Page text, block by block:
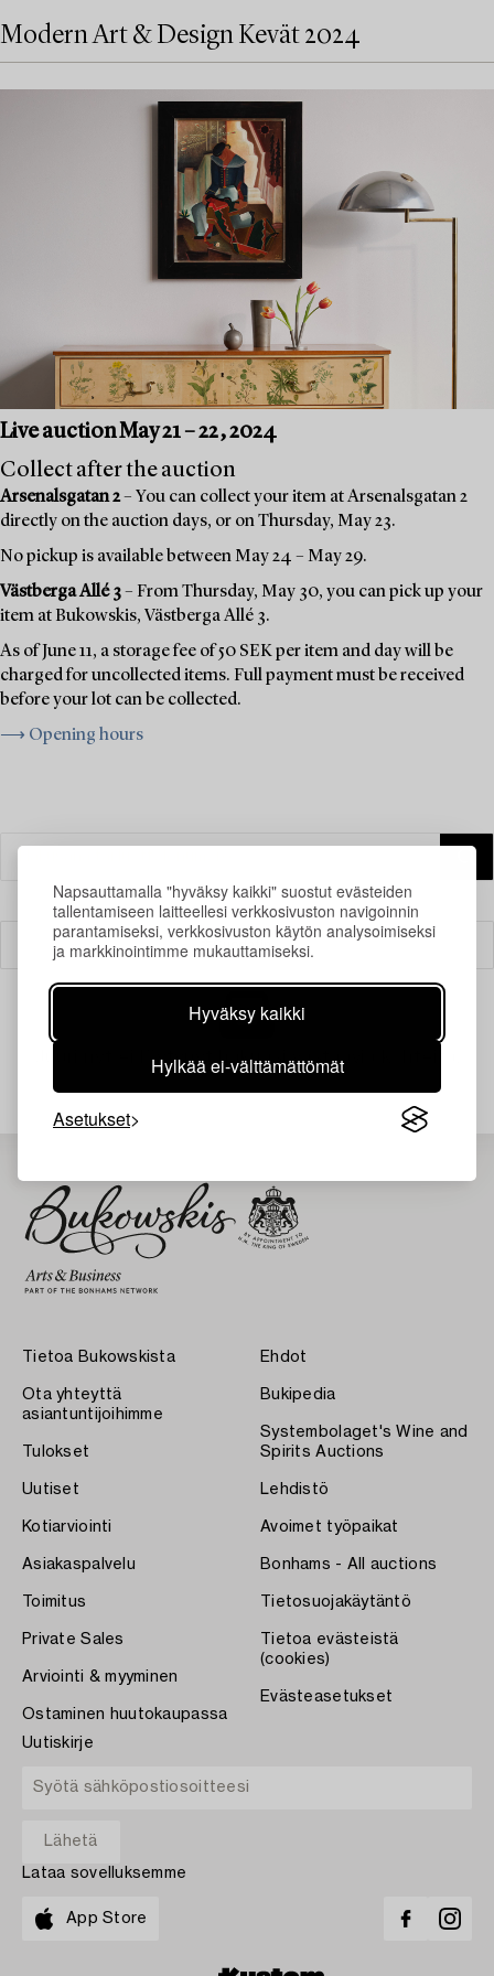
Napsauttamalla "hyväksy kaikki" suostut evästeiden
tallentamiseen laitteellesi verkkosivuston navigoinnin
parantamiseksi, verkkosivuston käytön analysoimiseksi
ja markkinointimme mukauttamiseksi.
Hyväksy kaikki
Hylkää ei-välttämättömät
Asetukset
Modern Art & Design Kevät 2024
Live auction May 21 – 22, 2024
Collect after the auction
Arsenalsgatan 2– You can collect your item at Arsenalsgatan 2
directly on the auction days, or on Thursday, May 23.
No pickup is available between May 24 – May 29.
Västberga Allé 3– From Thursday, May 30, you can pick up your
item at Bukowskis, Västberga Allé 3.
As of June 11, a storage fee of 50 SEK per item and day will be
charged for uncollected items. Full payment must be received
before your lot can be collected.
⟶ Opening hours
Suodatin
Juuri nyt ei löytynyt hakuasi vastaavia kohteita.
Tietoa Bukowskista
Ota yhteyttä
asiantuntijoihimme
Tulokset
Uutiset
Kotiarviointi
Asiakaspalvelu
Toimitus
Private Sales
Arviointi & myyminen
Ostaminen huutokaupassa
Ehdot
Bukipedia
Systembolaget's Wine and
Spirits Auctions
Lehdistö
Avoimet työpaikat
Bonhams - All auctions
Tietosuojakäytäntö
Tietoa evästeistä
(cookies)
Evästeasetukset
Uutiskirje
Lataa sovelluksemme
App Store